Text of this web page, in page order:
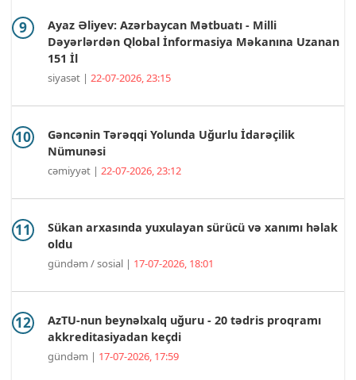
Ayaz Əliyev: Azərbaycan Mətbuatı - Milli
Dəyərlərdən Qlobal İnformasiya Məkanına Uzanan
151 İl
siyasət | 22-07-2026, 23:15
Gəncənin Tərəqqi Yolunda Uğurlu İdarəçilik
Nümunəsi
cəmiyyət | 22-07-2026, 23:12
Sükan arxasında yuxulayan sürücü və xanımı həlak
oldu
gündəm / sosial | 17-07-2026, 18:01
AzTU-nun beynəlxalq uğuru - 20 tədris proqramı
akkreditasiyadan keçdi
gündəm | 17-07-2026, 17:59